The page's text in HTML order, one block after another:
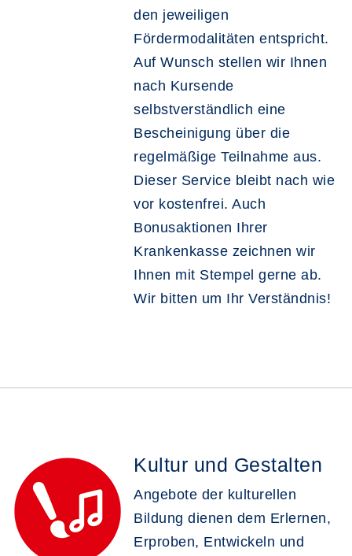
den jeweiligen
Fördermodalitäten entspricht.
Auf Wunsch stellen wir Ihnen
nach Kursende
selbstverständlich eine
Bescheinigung über die
regelmäßige Teilnahme aus.
Dieser Service bleibt nach wie
vor kostenfrei. Auch
Bonusaktionen Ihrer
Krankenkasse zeichnen wir
Ihnen mit Stempel gerne ab.
Wir bitten um Ihr Verständnis!
Kultur und Gestalten
Angebote der kulturellen
Bildung dienen dem Erlernen,
Erproben, Entwickeln und